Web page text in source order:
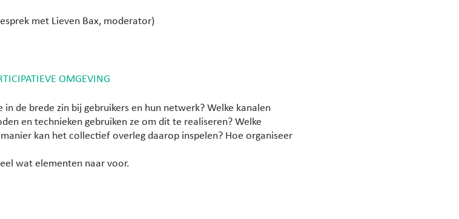
met Lieven Bax, moderator)
OMGEVING
de brede zin bij gebruikers en hun netwerk? Welke kanalen
en technieken gebruiken ze om dit te realiseren? Welke
kan het collectief overleg daarop inspelen? Hoe organiseer
wat elementen naar voor.